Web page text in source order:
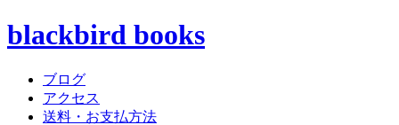
blackbird books
ブログ
アクセス
送料・お支払方法